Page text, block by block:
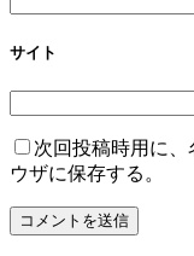
サイト
次回投稿時用に
ウザに保存する。